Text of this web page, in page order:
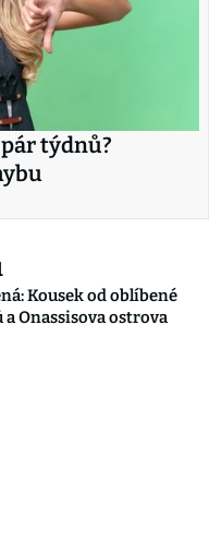
týdnů?
Kousek od oblíbené
a Onassisova ostrova